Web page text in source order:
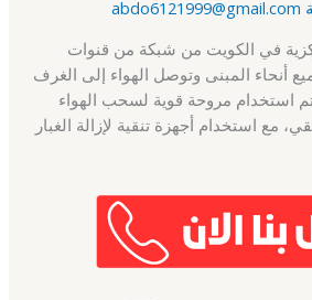
abdo6121999@gmail.com
في الكويت من شبكة من قنوات
أنحاء المبنى وتوصل الهواء إلى الغرف
استخدام مروحة قوية لسحب الهواء
مع استخدام أجهزة تنقية لإزالة الغبار